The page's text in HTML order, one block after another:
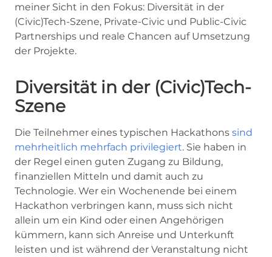
meiner Sicht in den Fokus: Diversität in der
(Civic)Tech-Szene, Private-Civic und Public-Civic
Partnerships und reale Chancen auf Umsetzung
der Projekte.
Diversität in der (Civic)Tech-
Szene
Die Teilnehmer eines typischen Hackathons sind
mehrheitlich mehrfach privilegiert. Sie haben in
der Regel einen guten Zugang zu Bildung,
finanziellen Mitteln und damit auch zu
Technologie. Wer ein Wochenende bei einem
Hackathon verbringen kann, muss sich nicht
allein um ein Kind oder einen Angehörigen
kümmern, kann sich Anreise und Unterkunft
leisten und ist während der Veranstaltung nicht